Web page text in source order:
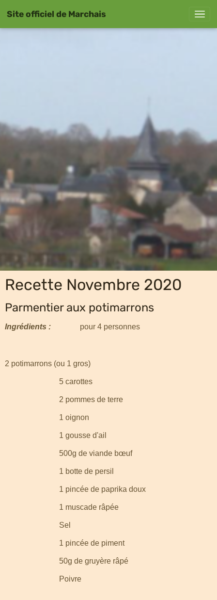
Site officiel de Marchais
Recette Novembre 2020
Parmentier aux potimarrons
Ingrédients : pour 4 personnes
2 potimarrons (ou 1 gros)
5 carottes
2 pommes de terre
1 oignon
1 gousse d'ail
500g de viande bœuf
1 botte de persil
1 pincée de paprika doux
1 muscade râpée
Sel
1 pincée de piment
50g de gruyère râpé
Poivre